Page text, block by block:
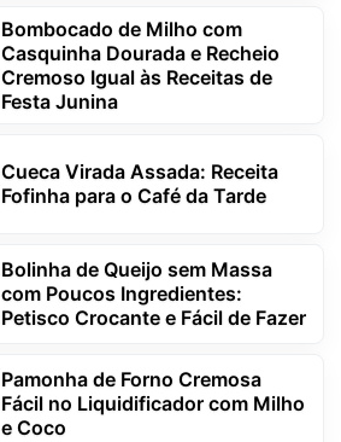
Bombocado de Milho com
Casquinha Dourada e Recheio
Cremoso Igual às Receitas de
Festa Junina
Cueca Virada Assada: Receita
Fofinha para o Café da Tarde
Bolinha de Queijo sem Massa
com Poucos Ingredientes:
Petisco Crocante e Fácil de Fazer
Pamonha de Forno Cremosa
Fácil no Liquidificador com Milho
e Coco